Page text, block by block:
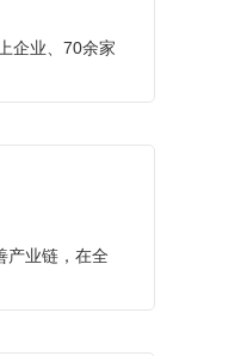
企业、70余家
产业链，在全